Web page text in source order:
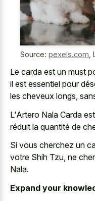
Source: pexels.com
Le carda est un must
il est essentiel pour
les cheveux longs,
L'Artero Nala Carda
réduit la quantité de
Si vous cherchez un
votre Shih Tzu, ne
Nala.
Expand your